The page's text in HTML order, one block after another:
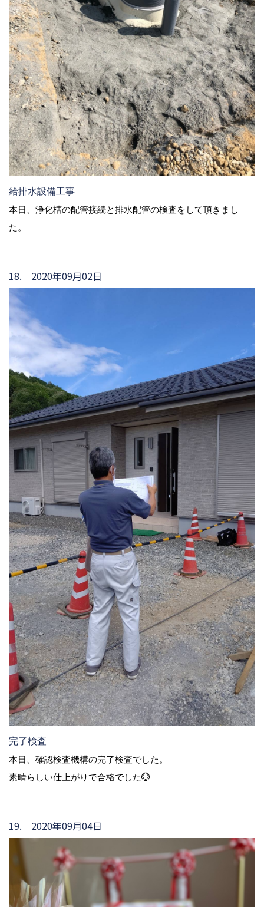
給排水設備工事
本日、浄化槽の配管接続と排水配管の検査をして頂きまし
た。
18. 2020年09月02日
完了検査
本日、確認検査機構の完了検査でした。
素晴らしい仕上がりで合格でした💮
19. 2020年09月04日